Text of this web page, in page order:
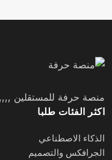
منصة حرفة للمستقلين
اكثر الفئات طلبا
الذكاء الاصطناعي
الجرافكس والتصميم